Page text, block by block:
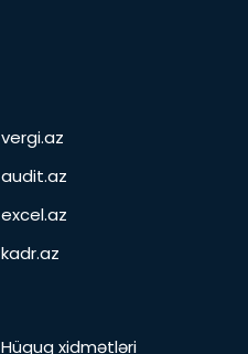
vergi.az
audit.az
excel.az
kadr.az
Hüquq xidmətləri